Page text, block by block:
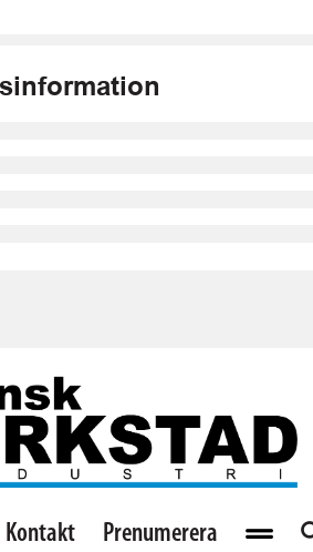
Kontakt Prenumerera